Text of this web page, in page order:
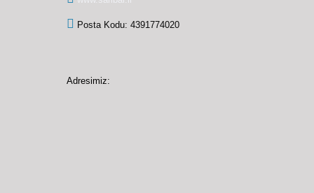
Posta Kodu: 4391774020
Adresimiz: